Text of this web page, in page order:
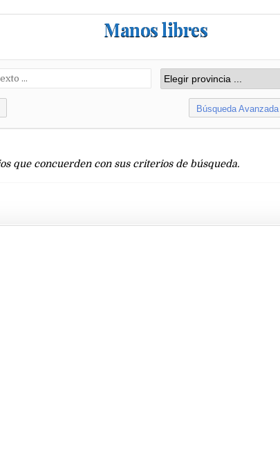
Manos libres
Búsqueda Avanzada
que concuerden con sus criterios de búsqueda.